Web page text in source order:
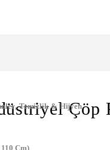
,Temizlik & HijyenÇöp
Cm)